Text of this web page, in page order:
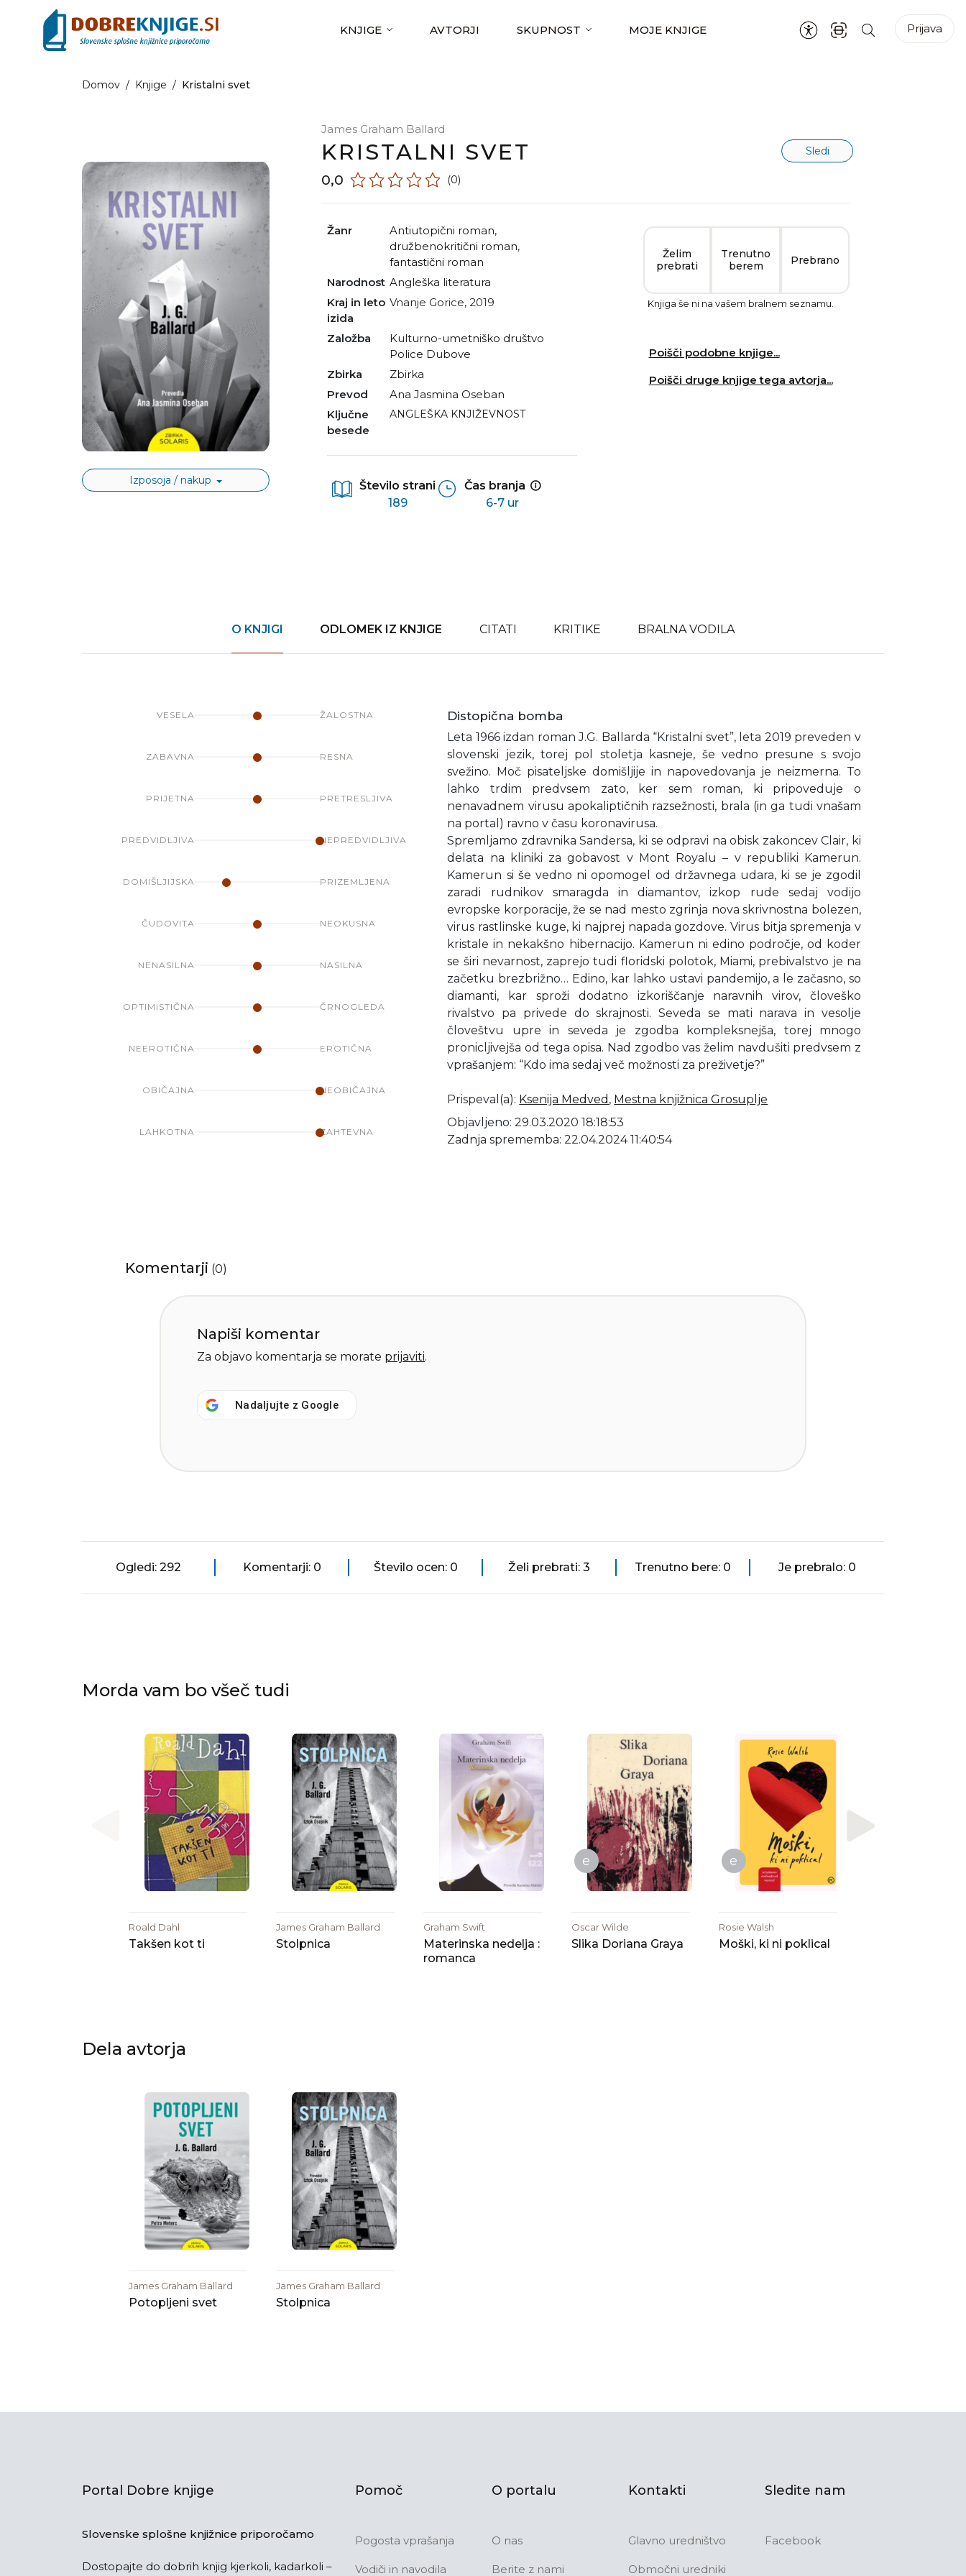
KNJIGE AVTORJI SKUPNOST MOJE KNJIGE Prijava
Domov / Knjige / Kristalni svet
Izposoja / nakup
James Graham Ballard
KRISTALNI SVET Sledi
0,0 (0)
Žanr antiutopični roman,
družbenokritični roman,
fantastični roman
Narodnost
angleška literatura
Kraj in leto
izida
Vnanje Gorice, 2019
Založba
Kulturno-umetniško društvo
Police Dubove
Zbirka
Zbirka
Prevod
Ana Jasmina Oseban
Ključne
besede
ANGLEŠKA KNJIŽEVNOST
Število strani
189
Čas branja
6-7 ur
Želim
prebrati
Trenutno
berem
Prebrano
Knjiga še ni na vašem bralnem seznamu.
Poišči podobne knjige...
Poišči druge knjige tega avtorja...
O KNJIGI ODLOMEK IZ KNJIGE CITATI KRITIKE BRALNA VODILA
VESELA ŽALOSTNA
ZABAVNA RESNA
PRIJETNA PRETRESLJIVA
PREDVIDLJIVA NEPREDVIDLJIVA
DOMIŠLJIJSKA PRIZEMLJENA
ČUDOVITA NEOKUSNA
NENASILNA NASILNA
OPTIMISTIČNA ČRNOGLEDA
NEEROTIČNA EROTIČNA
OBIČAJNA NEOBIČAJNA
LAHKOTNA ZAHTEVNA
Distopična bomba
Leta 1966 izdan roman J.G. Ballarda “Kristalni svet”, leta 2019 preveden v
slovenski jezik, torej pol stoletja kasneje, še vedno presune s svojo
svežino. Moč pisateljske domišljije in napovedovanja je neizmerna. To
lahko trdim predvsem zato, ker sem roman, ki pripoveduje o
nenavadnem virusu apokaliptičnih razsežnosti, brala (in ga tudi vnašam
na portal) ravno v času koronavirusa.
Spremljamo zdravnika Sandersa, ki se odpravi na obisk zakoncev Clair, ki
delata na kliniki za gobavost v Mont Royalu – v republiki Kamerun.
Kamerun si še vedno ni opomogel od državnega udara, ki se je zgodil
zaradi rudnikov smaragda in diamantov, izkop rude sedaj vodijo
evropske korporacije, že se nad mesto zgrinja nova skrivnostna bolezen,
virus rastlinske kuge, ki najprej napada gozdove. Virus bitja spremenja v
kristale in nekakšno hibernacijo. Kamerun ni edino področje, od koder
se širi nevarnost, zaprejo tudi floridski polotok, Miami, prebivalstvo je na
začetku brezbrižno… Edino, kar lahko ustavi pandemijo, a le začasno, so
diamanti, kar sproži dodatno izkoriščanje naravnih virov, človeško
rivalstvo pa privede do skrajnosti. Seveda se mati narava in vesolje
človeštvu upre in seveda je zgodba kompleksnejša, torej mnogo
pronicljivejša od tega opisa. Nad zgodbo vas želim navdušiti predvsem z
vprašanjem: “Kdo ima sedaj več možnosti za preživetje?”
Prispeval(a): Ksenija Medved , Mestna knjižnica Grosuplje
Objavljeno: 29.03.2020 18:18:53
Zadnja sprememba: 22.04.2024 11:40:54
Komentarji (0)
Napiši komentar
Za objavo komentarja se morate prijaviti.
Nadaljujte z Google
Ogledi: 292 Komentarji: 0 Število ocen: 0 Želi prebrati: 3 Trenutno bere: 0 Je prebralo: 0
Morda vam bo všeč tudi
Roald Dahl
Takšen kot ti
James Graham Ballard
Stolpnica
Graham Swift
Materinska nedelja :
romanca
e
Oscar Wilde
Slika Doriana Graya
e
Rosie Walsh
Moški, ki ni poklical
Dela avtorja
James Graham Ballard
Potopljeni svet
James Graham Ballard
Stolpnica
Portal Dobre knjige
Slovenske splošne knjižnice priporočamo
Dostopajte do dobrih knjig kjerkoli, kadarkoli –
Pomoč
Pogosta vprašanja
Vodiči in navodila
O portalu
O nas
Berite z nami
Kontakti
Glavno uredništvo
Območni uredniki
Sledite nam
Facebook